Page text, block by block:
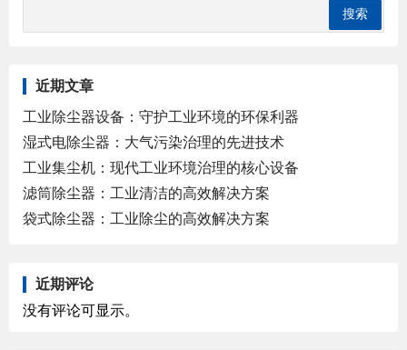
近期文章
工业除尘器设备：守护工业环境的环保利器
湿式电除尘器：大气污染治理的先进技术
工业集尘机：现代工业环境治理的核心设备
滤筒除尘器：工业清洁的高效解决方案
袋式除尘器：工业除尘的高效解决方案
近期评论
没有评论可显示。